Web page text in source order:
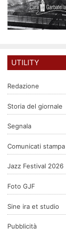
UTILITY
Redazione
Storia del giornale
Segnala
Comunicati stampa
Jazz Festival 2026
Foto GJF
Sine ira et studio
Pubblicità